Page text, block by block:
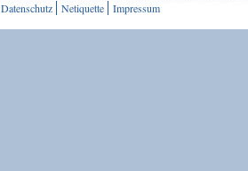
Datenschutz Netiquette Impressum